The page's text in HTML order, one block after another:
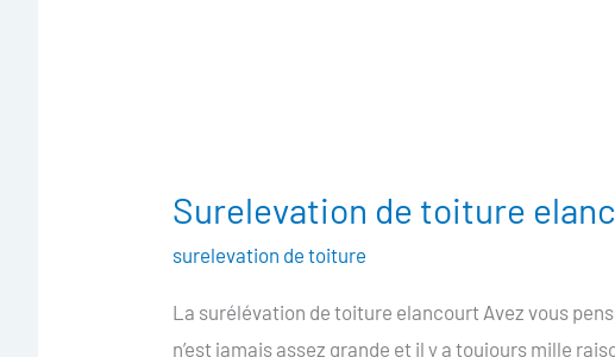
Surelevation de toiture
surelevation de toiture
La surélévation de toiture elancourt Avez vous
n’est jamais assez grande et il y a toujours mille
Surelevation
elancourt